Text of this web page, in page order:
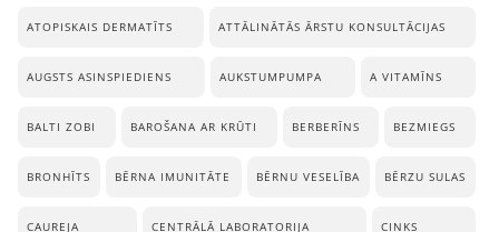
ATOPISKAIS DERMATĪTS ATTĀLINĀTĀS ĀRSTU KONSULTĀCIJAS
AUGSTS ASINSPIEDIENS AUKSTUMPUMPA A VITAMĪNS
BALTI ZOBI BAROŠANA AR KRŪTI BERBERĪNS BEZMIEGS
BRONHĪTS BĒRNA IMUNITĀTE BĒRNU VESELĪBA BĒRZU SULAS
CAUREJA CENTRĀLĀ LABORATORIJA CINKS